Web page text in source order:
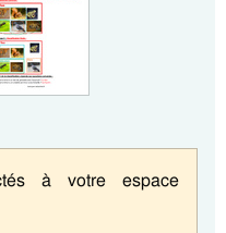
à votre espace